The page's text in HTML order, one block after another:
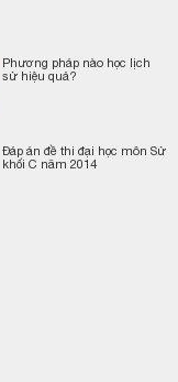
Phương pháp nào học lịch
sử hiệu quả?
Đáp án đề thi đại học môn Sử
khối C năm 2014